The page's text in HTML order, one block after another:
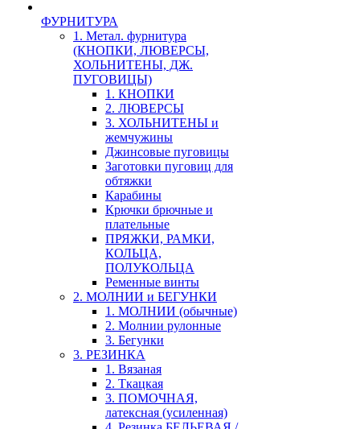
ФУРНИТУРА
1. Метал. фурнитура
(КНОПКИ, ЛЮВЕРСЫ,
ХОЛЬНИТЕНЫ, ДЖ.
ПУГОВИЦЫ)
1. КНОПКИ
2. ЛЮВЕРСЫ
3. ХОЛЬНИТЕНЫ и
жемчужины
Джинсовые пуговицы
Заготовки пуговиц для
обтяжки
Карабины
Крючки брючные и
плательные
ПРЯЖКИ, РАМКИ,
КОЛЬЦА,
ПОЛУКОЛЬЦА
Ременные винты
2. МОЛНИИ и БЕГУНКИ
1. МОЛНИИ (обычные)
2. Молнии рулонные
3. Бегунки
3. РЕЗИНКА
1. Вязаная
2. Ткацкая
3. ПОМОЧНАЯ,
латексная (усиленная)